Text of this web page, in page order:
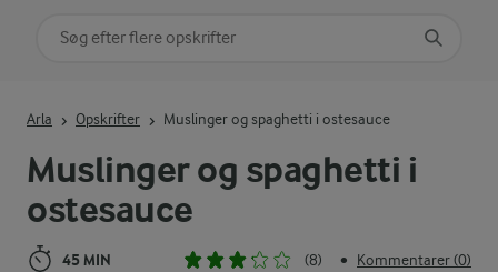
Muslinger og spaghetti i
ostesauce
45 MIN (8) • Kommentarer (0)
Arla Opskrifter Muslinger og spaghetti i ostesauce
Søg på kategori